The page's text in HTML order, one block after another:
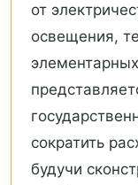
от
освещения,
сократить
будучи